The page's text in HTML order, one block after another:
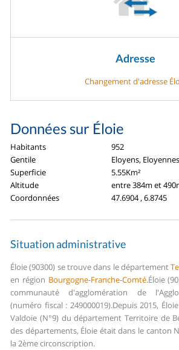
Adresse
Changement d'adresse
Données sur Éloie
Habitants
952
Gentile
Eloyens, Eloyennes
Superficie
5.55Km²
Altitude
entre 384m et
Coordonnées
47.6904 , 6.8745
Situation administrative
Éloie (90300) se trouve dans le département
en région Bourgogne-Franche-Comté.Éloie
communauté d'agglomération de
(numéro fiscal : 249000019).Depuis 2015,
Valdoie (N°9) du département Territoire de
des départements, Éloie était dans le canton
la 2ème circonscription.